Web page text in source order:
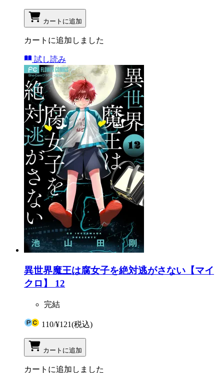
カートに追加
カートに追加しました
試し読み
異世界魔王は腐女子を絶対逃がさない【マイ
クロ】 12
完結
110/¥121(税込)
カートに追加
カートに追加しました